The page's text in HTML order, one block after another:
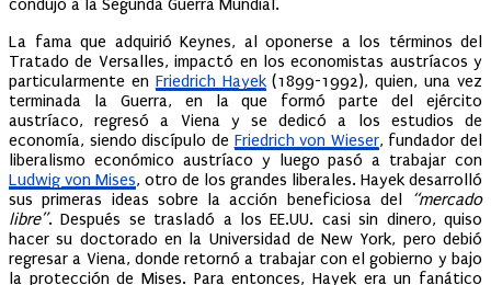
condujo a la Segunda Guerra Mundial.
La fama que adquirió Keynes, al oponerse a los términos del
Tratado de Versalles, impactó en los economistas austríacos y
particularmente en Friedrich Hayek(1899-1992), quien, una vez
terminada la Guerra, en la que formó parte del ejército
austríaco, regresó a Viena y se dedicó a los estudios de
economía, siendo discípulo de Friedrich von Wieser, fundador del
liberalismo económico austríaco y luego pasó a trabajar con
Ludwig von Mises, otro de los grandes liberales. Hayek desarrolló
sus primeras ideas sobre la acción beneficiosa del
“mercado
libre”. Después se trasladó a los EE.UU. casi sin dinero, quiso
hacer su doctorado en la Universidad de New York, pero debió
regresar a Viena, donde retornó a trabajar con el gobierno y bajo
la protección de Mises. Para entonces, Hayek era un fanático